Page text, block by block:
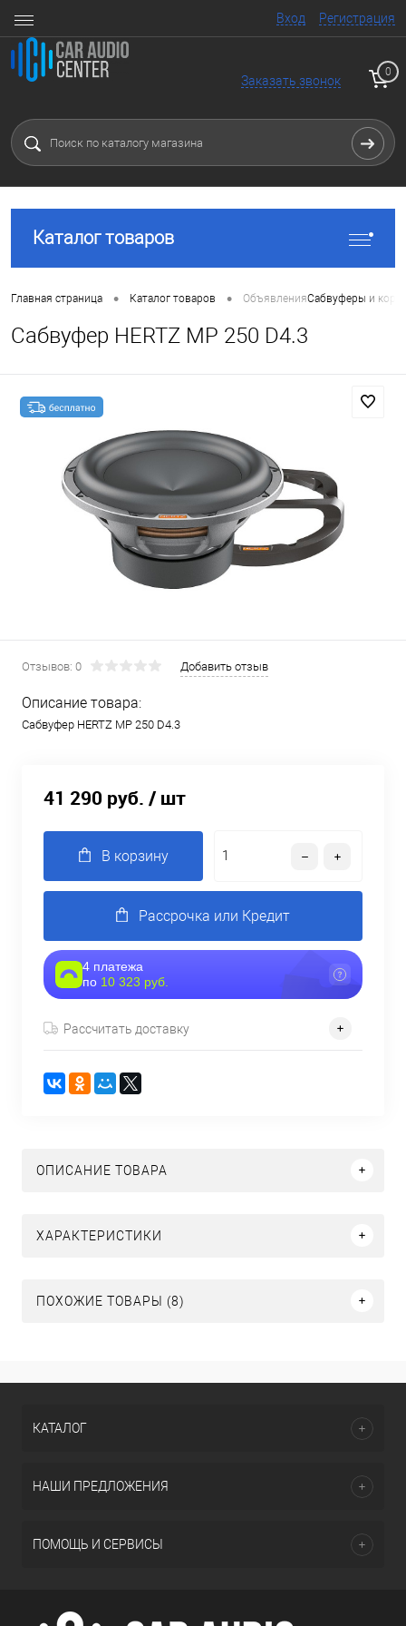
Вход Регистрация
Заказать звонок
0
Каталог товаров
Главная страница • Каталог товаров • ОбъявленияСабвуферы и
Сабвуфер HERTZ MP 250 D4.3
Отзывов: 0 Добавить отзыв
Описание товара:
Сабвуфер HERTZ MP 250 D4.3
41 290 руб. / шт
В корзину
Рассрочка или Кредит
4 платежа
по 10 323 руб.
Рассчитать доставку
ОПИСАНИЕ ТОВАРА
ХАРАКТЕРИСТИКИ
ПОХОЖИЕ ТОВАРЫ (8)
КАТАЛОГ
НАШИ ПРЕДЛОЖЕНИЯ
ПОМОЩЬ И СЕРВИСЫ